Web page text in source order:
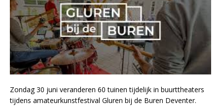
Zondag 30 juni veranderen 60 tuinen tijdelijk in buurttheaters
tijdens amateurkunstfestival Gluren bij de Buren Deventer.